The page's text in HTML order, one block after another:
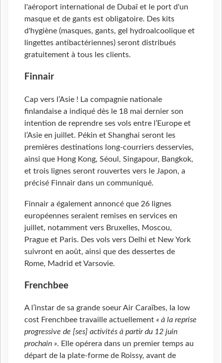
l'aéroport international de Dubaï et le port d'un
masque et de gants est obligatoire. Des kits
d'hygiène (masques, gants, gel hydroalcoolique et
lingettes antibactériennes) seront distribués
gratuitement à tous les clients.
Finnair
Cap vers l’Asie ! La compagnie nationale
finlandaise a indiqué dès le 18 mai dernier son
intention de reprendre ses vols entre l’Europe et
l’Asie en juillet. Pékin et Shanghai seront les
premières destinations long-courriers desservies,
ainsi que Hong Kong, Séoul, Singapour, Bangkok,
et trois lignes seront rouvertes vers le Japon, a
précisé Finnair dans un communiqué.
Finnair a également annoncé que 26 lignes
européennes seraient remises en services en
juillet, notamment vers Bruxelles, Moscou,
Prague et Paris. Des vols vers Delhi et New York
suivront en août, ainsi que des dessertes de
Rome, Madrid et Varsovie.
Frenchbee
A l’instar de sa grande soeur Air Caraïbes, la low
cost Frenchbee travaille actuellement « à la reprise
progressive de [ses] activités à partir du 12 juin
prochain ». Elle opérera dans un premier temps au
départ de la plate-forme de Roissy, avant de